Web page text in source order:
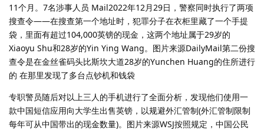
11个月。7名涉事人员 Mail2022年12月29日，警察同时执行了两项
搜查令——在搜查第一个地址时，犯罪分子在衣柜里藏了一个手提
袋，里面有超过104,000英镑的现金，这两个地址属于29岁的
Xiaoyu Shu和28岁的Yin Ying Wang。图片来源DailyMail第二份搜
查令是在金丝雀码头比斯坎大道28岁的Yunchen Huang的住所进行
的 在那里发现了多台点钞机和钱袋
专职警员随后对以上三人的手机进行了全面分析，发现他们使用一
款中国短信应用向大学生出售英镑，以规避外汇管制(外汇管制限制
每年可从中国带出的现金数量)。图片来源WSJ按照规定，中国公民